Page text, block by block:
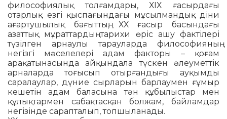
философиялық толғам­да­ры, ХІХ ғасырдағы
отарлық езгі қыспағындағы мұсылмандық діни
ағартушылық бағыттың, ХХ ғасыр басындағы
азаттық мұраттардың тарихи өріс ашу фактілері
түзілген арнаулы тарауларда философия­ның
негізгі мәселелері адам фак­торы – қоғам
арақатынасында ай­қын­дала түскен әлеуметтік
ар­наларда тоғысып отырғандығы ау­қымды
саралаулар, дүние сыр­ларын барлаумен ғұмыр
кешетін адам баласына тән құбылыстар мен
құлықтармен сабақтасқан бол­жам, байламдар
негізінде са­рап­талып, топшыланады.